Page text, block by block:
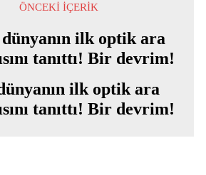
ÖNCEKI İÇERIK
ilk optik ara
tanıttı! Bir devrim!